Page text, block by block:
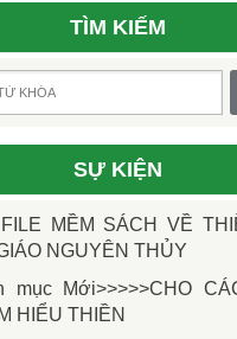
TÌM KIẾM
SỰ KIỆN
MỀM SÁCH VỀ
NGUYÊN THỦY
mục Mới>>>>>CHO
HIỂU THIỀN